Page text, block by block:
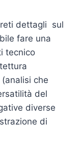
dettagli sul
fare una
tecnico
(analisi che
del
diverse
di